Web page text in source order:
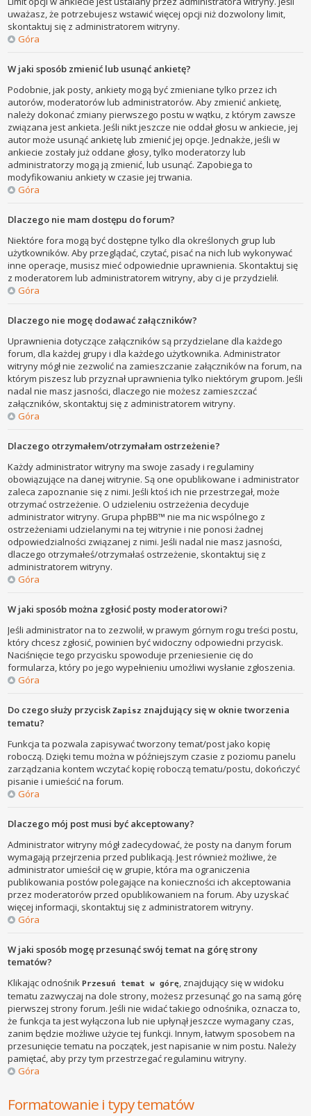
uważasz, że potrzebujesz wstawić więcej opcji niż dozwolony limit,
skontaktuj się z administratorem witryny.
Góra
W jaki sposób zmienić lub usunąć ankietę?
Podobnie, jak posty, ankiety mogą być zmieniane tylko przez ich
autorów, moderatorów lub administratorów. Aby zmienić ankietę,
należy dokonać zmiany pierwszego postu w wątku, z którym zawsze
związana jest ankieta. Jeśli nikt jeszcze nie oddał głosu w ankiecie, jej
autor może usunąć ankietę lub zmienić jej opcje. Jednakże, jeśli w
ankiecie zostały już oddane głosy, tylko moderatorzy lub
administratorzy mogą ją zmienić, lub usunąć. Zapobiega to
modyfikowaniu ankiety w czasie jej trwania.
Góra
Dlaczego nie mam dostępu do forum?
Niektóre fora mogą być dostępne tylko dla określonych grup lub
użytkowników. Aby przeglądać, czytać, pisać na nich lub wykonywać
inne operacje, musisz mieć odpowiednie uprawnienia. Skontaktuj się
z moderatorem lub administratorem witryny, aby ci je przydzielił.
Góra
Dlaczego nie mogę dodawać załączników?
Uprawnienia dotyczące załączników są przydzielane dla każdego
forum, dla każdej grupy i dla każdego użytkownika. Administrator
witryny mógł nie zezwolić na zamieszczanie załączników na forum, na
którym piszesz lub przyznał uprawnienia tylko niektórym grupom. Jeśli
nadal nie masz jasności, dlaczego nie możesz zamieszczać
załączników, skontaktuj się z administratorem witryny.
Góra
Dlaczego otrzymałem/otrzymałam ostrzeżenie?
Każdy administrator witryny ma swoje zasady i regulaminy
obowiązujące na danej witrynie. Są one opublikowane i administrator
zaleca zapoznanie się z nimi. Jeśli ktoś ich nie przestrzegał, może
otrzymać ostrzeżenie. O udzieleniu ostrzeżenia decyduje
administrator witryny. Grupa phpBB™ nie ma nic wspólnego z
ostrzeżeniami udzielanymi na tej witrynie i nie ponosi żadnej
odpowiedzialności związanej z nimi. Jeśli nadal nie masz jasności,
dlaczego otrzymałeś/otrzymałaś ostrzeżenie, skontaktuj się z
administratorem witryny.
Góra
W jaki sposób można zgłosić posty moderatorowi?
Jeśli administrator na to zezwolił, w prawym górnym rogu treści postu,
który chcesz zgłosić, powinien być widoczny odpowiedni przycisk.
Naciśnięcie tego przycisku spowoduje przeniesienie cię do
formularza, który po jego wypełnieniu umożliwi wysłanie zgłoszenia.
Góra
Do czego służy przyciskZapisz znajdujący się w oknie tworzenia
tematu?
Funkcja ta pozwala zapisywać tworzony temat/post jako kopię
roboczą. Dzięki temu można w późniejszym czasie z poziomu panelu
zarządzania kontem wczytać kopię roboczą tematu/postu, dokończyć
pisanie i umieścić na forum.
Góra
Dlaczego mój post musi być akceptowany?
Administrator witryny mógł zadecydować, że posty na danym forum
wymagają przejrzenia przed publikacją. Jest również możliwe, że
administrator umieścił cię w grupie, która ma ograniczenia
publikowania postów polegające na konieczności ich akceptowania
przez moderatorów przed opublikowaniem na forum. Aby uzyskać
więcej informacji, skontaktuj się z administratorem witryny.
Góra
W jaki sposób mogę przesunąć swój temat na górę strony
tematów?
Klikając odnośnikPrzesuń temat w górę, znajdujący się w widoku
tematu zazwyczaj na dole strony, możesz przesunąć go na samą górę
pierwszej strony forum. Jeśli nie widać takiego odnośnika, oznacza to,
że funkcja ta jest wyłączona lub nie upłynął jeszcze wymagany czas,
zanim będzie możliwe użycie tej funkcji. Innym, łatwym sposobem na
przesunięcie tematu na początek, jest napisanie w nim postu. Należy
pamiętać, aby przy tym przestrzegać regulaminu witryny.
Góra
Formatowanie i typy tematów